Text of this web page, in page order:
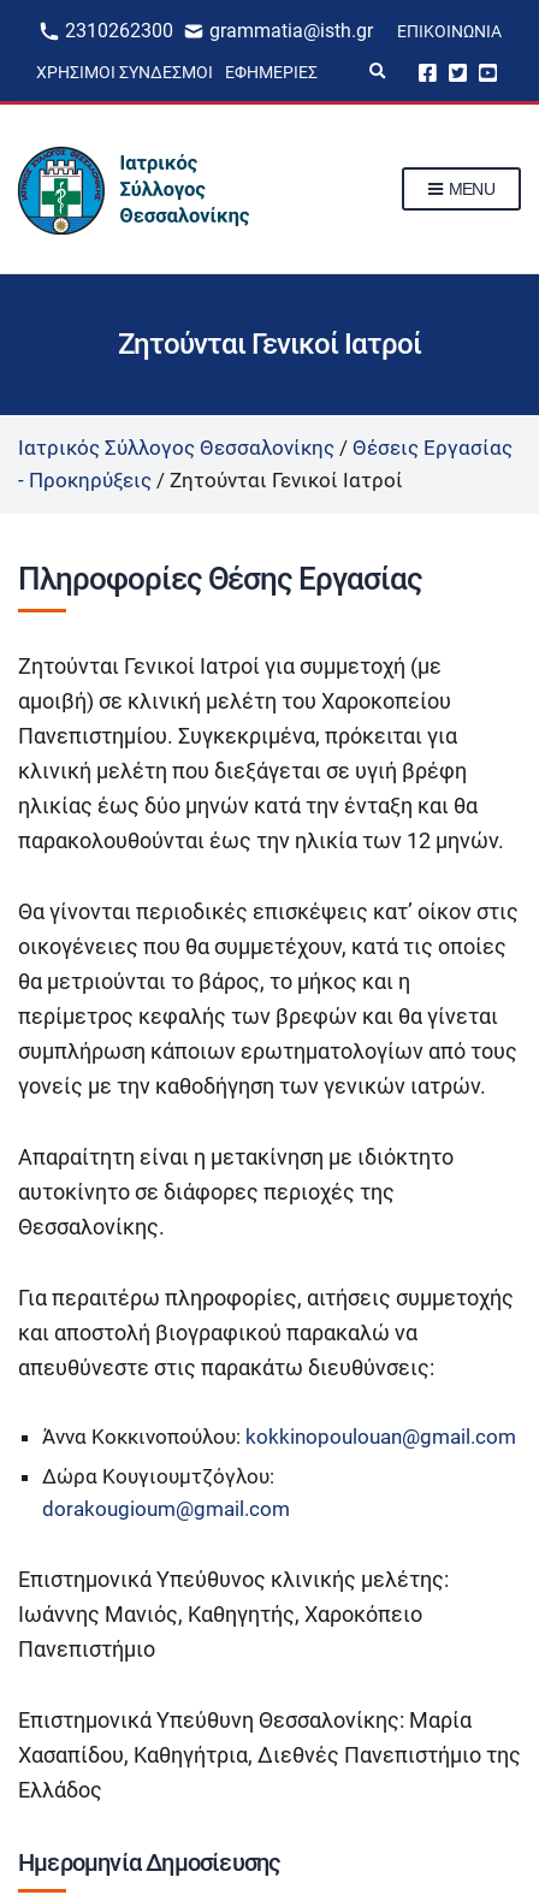
2310262300 grammatia@isth.gr ΕΠΙΚΟΙΝΩΝΊΑ
ΧΡΉΣΙΜΟΙ ΣΎΝΔΕΣΜΟΙ ΕΦΗΜΕΡΊΕΣ
p
m
MENU
Ζητούνται Γενικοί Ιατροί
Ιατρικός Σύλλογος Θεσσαλονίκης / Θέσεις Εργασίας
- Προκηρύξεις / Ζητούνται Γενικοί Ιατροί
Πληροφορίες Θέσης Εργασίας
Ζητούνται Γενικοί Ιατροί για συμμετοχή (με
αμοιβή) σε κλινική μελέτη του Χαροκοπείου
Πανεπιστημίου. Συγκεκριμένα, πρόκειται για
κλινική μελέτη που διεξάγεται σε υγιή βρέφη
ηλικίας έως δύο μηνών κατά την ένταξη και θα
παρακολουθούνται έως την ηλικία των 12 μηνών.
Θα γίνονται περιοδικές επισκέψεις κατ’ οίκον στις
οικογένειες που θα συμμετέχουν, κατά τις οποίες
θα μετριούνται το βάρος, το μήκος και η
περίμετρος κεφαλής των βρεφών και θα γίνεται
συμπλήρωση κάποιων ερωτηματολογίων από τους
γονείς με την καθοδήγηση των γενικών ιατρών.
Απαραίτητη είναι η μετακίνηση με ιδιόκτητο
αυτοκίνητο σε διάφορες περιοχές της
Θεσσαλονίκης.
Για περαιτέρω πληροφορίες, αιτήσεις συμμετοχής
και αποστολή βιογραφικού παρακαλώ να
απευθύνεστε στις παρακάτω διευθύνσεις:
Άννα Κοκκινοπούλου: kokkinopoulouan@gmail.com
Δώρα Κουγιουμτζόγλου:
dorakougioum@gmail.com
Επιστημονικά Υπεύθυνος κλινικής μελέτης:
Ιωάννης Μανιός, Καθηγητής, Χαροκόπειο
Πανεπιστήμιο
Επιστημονικά Υπεύθυνη Θεσσαλονίκης: Μαρία
Χασαπίδου, Καθηγήτρια, Διεθνές Πανεπιστήμιο της
Ελλάδος
Ημερομηνία Δημοσίευσης